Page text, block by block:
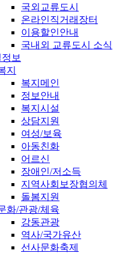
국외교류도시
온라인직거래장터
이용할인안내
국내외 교류도시 소식
보
지
복지메인
정보안내
복지시설
상담지원
여성/보육
아동친화
어르신
장애인/저소득
지역사회보장협의체
돌봄지원
화/관광/체육
강동관광
역사/국가유산
선사문화축제